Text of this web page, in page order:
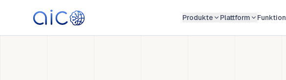
Produkte Plattform